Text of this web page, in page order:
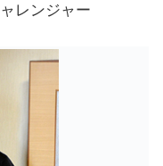
レンジャー